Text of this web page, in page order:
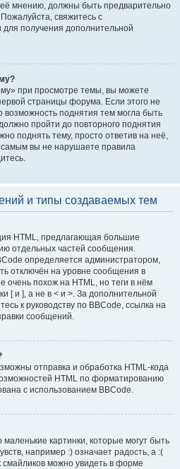
мнению, должны быть предварительно
свяжитесь с
получения дополнительной
при просмотре темы, вы можете
страницы форума. Если этого не
возможность поднятия тем могла быть
пройти до повторного поднятия
поднять тему, просто ответив на неё,
самым вы не нарушаете правила
и типы создаваемых тем
HTML, предлагающая большие
отдельных частей сообщения.
определяется администратором,
отключён на уровне сообщения в
очень похож на HTML, но теги в нём
[ и ], а не в < и >. За дополнительной
к руководству по BBCode, ссылка на
сообщений.
отправка и обработка HTML-кода
HTML по форматированию
с использованием BBCode.
картинки, которые могут быть
например :) означает радость, а :(
смайликов можно увидеть в форме